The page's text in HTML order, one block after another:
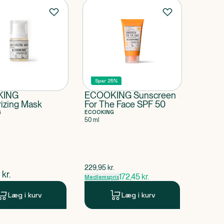
Mask
pris
kr.
Læg i kurv
Spar 25%
ECOOKING Sunscreen
For The Face SPF 50
ECOOKING
50 ml
$gammel pris
229,95 kr.
Medlemspris172,45 kr.
Læg i kurv